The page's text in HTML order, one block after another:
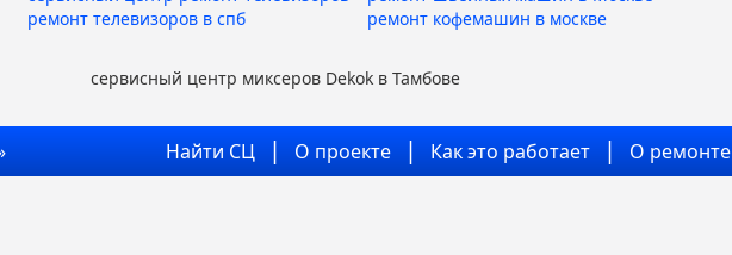
ремонт телевизоров в спб ремонт кофемашин в москве
сервисный центр миксеров Dekok в Тамбове
Найти СЦ О проекте Как это работает О ремонте